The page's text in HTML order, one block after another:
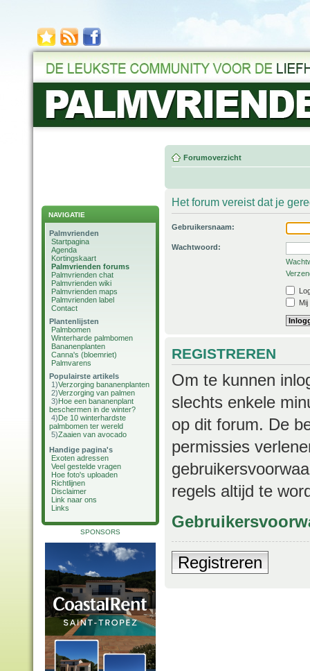
NAVIGATIE
Palmvrienden
Startpagina
Agenda
Kortingskaart
Palmvrienden forums
Palmvrienden chat
Palmvrienden wiki
Palmvrienden maps
Palmvrienden label
Contact
Plantenlijsten
Palmbomen
Winterharde palmbomen
Bananenplanten
Canna's (bloemriet)
Palmvarens
Populairste artikels
1)Verzorging bananenplanten
2)Verzorging van palmen
3)Hoe een bananenplant
beschermen in de winter?
4)De 10 winterhardste
palmbomen ter wereld
5)Zaaien van avocado
Handige pagina's
Exoten adressen
Veel gestelde vragen
Hoe foto's uploaden
Richtlijnen
Disclaimer
Link naar ons
Links
SPONSORS
Forumoverzicht
Het forum vereist dat je
Gebruikersnaam:
Wachtwoord:
REGISTREREN
Om te kunnen
slechts enkele
op dit forum. De
permissies
regels altijd te
Registreren